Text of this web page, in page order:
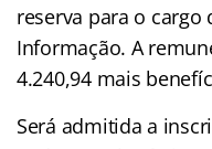
reserva para o cargo
Informação. A
4.240,94 mais
Será admitida a